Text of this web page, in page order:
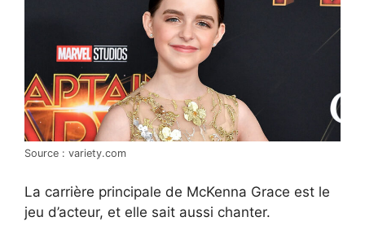
Source : variety.com
La carrière principale de McKenna Grace est le
jeu d’acteur, et elle sait aussi chanter.